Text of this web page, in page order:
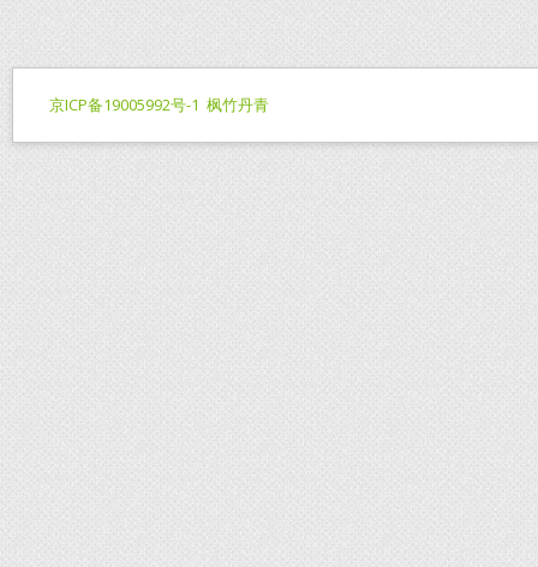
京ICP备19005992号-1 枫竹丹青